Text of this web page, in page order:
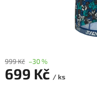
999 Kč –30 %
699 Kč / ks